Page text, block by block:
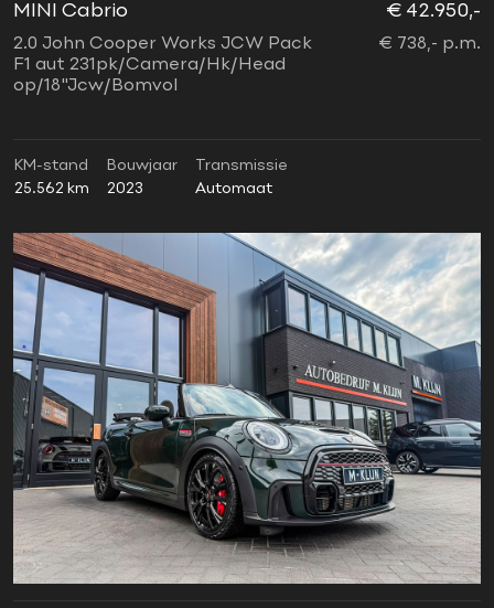
MINI Cabrio
2.0 John Cooper Works JCW Pack
F1 aut 231pk/Camera/Hk/Head
op/18"Jcw/Bomvol
€ 42.950,-
€ 738,- p.m.
KM-stand
25.562 km
Bouwjaar
2023
Transmissie
Automaat